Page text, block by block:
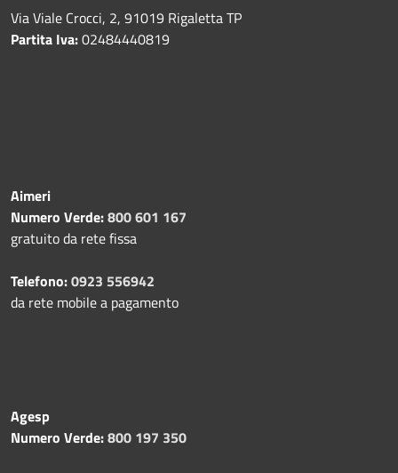
Via Viale Crocci, 2, 91019 Rigaletta TP
Partita Iva:02484440819
Aimeri
Numero Verde:800 601 167
gratuito da rete fissa
Telefono:0923 556942
da rete mobile a pagamento
Agesp
Numero Verde:800 197 350